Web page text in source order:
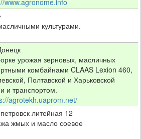
www.agronome.info
культурами.
урожая зерновых, масличных
комбайнами CLAAS Lexion 460,
Полтавской и Харьковской
и транспортом.
agrotekh.uaprom.net/
литейная 12
жмых и масло соевое